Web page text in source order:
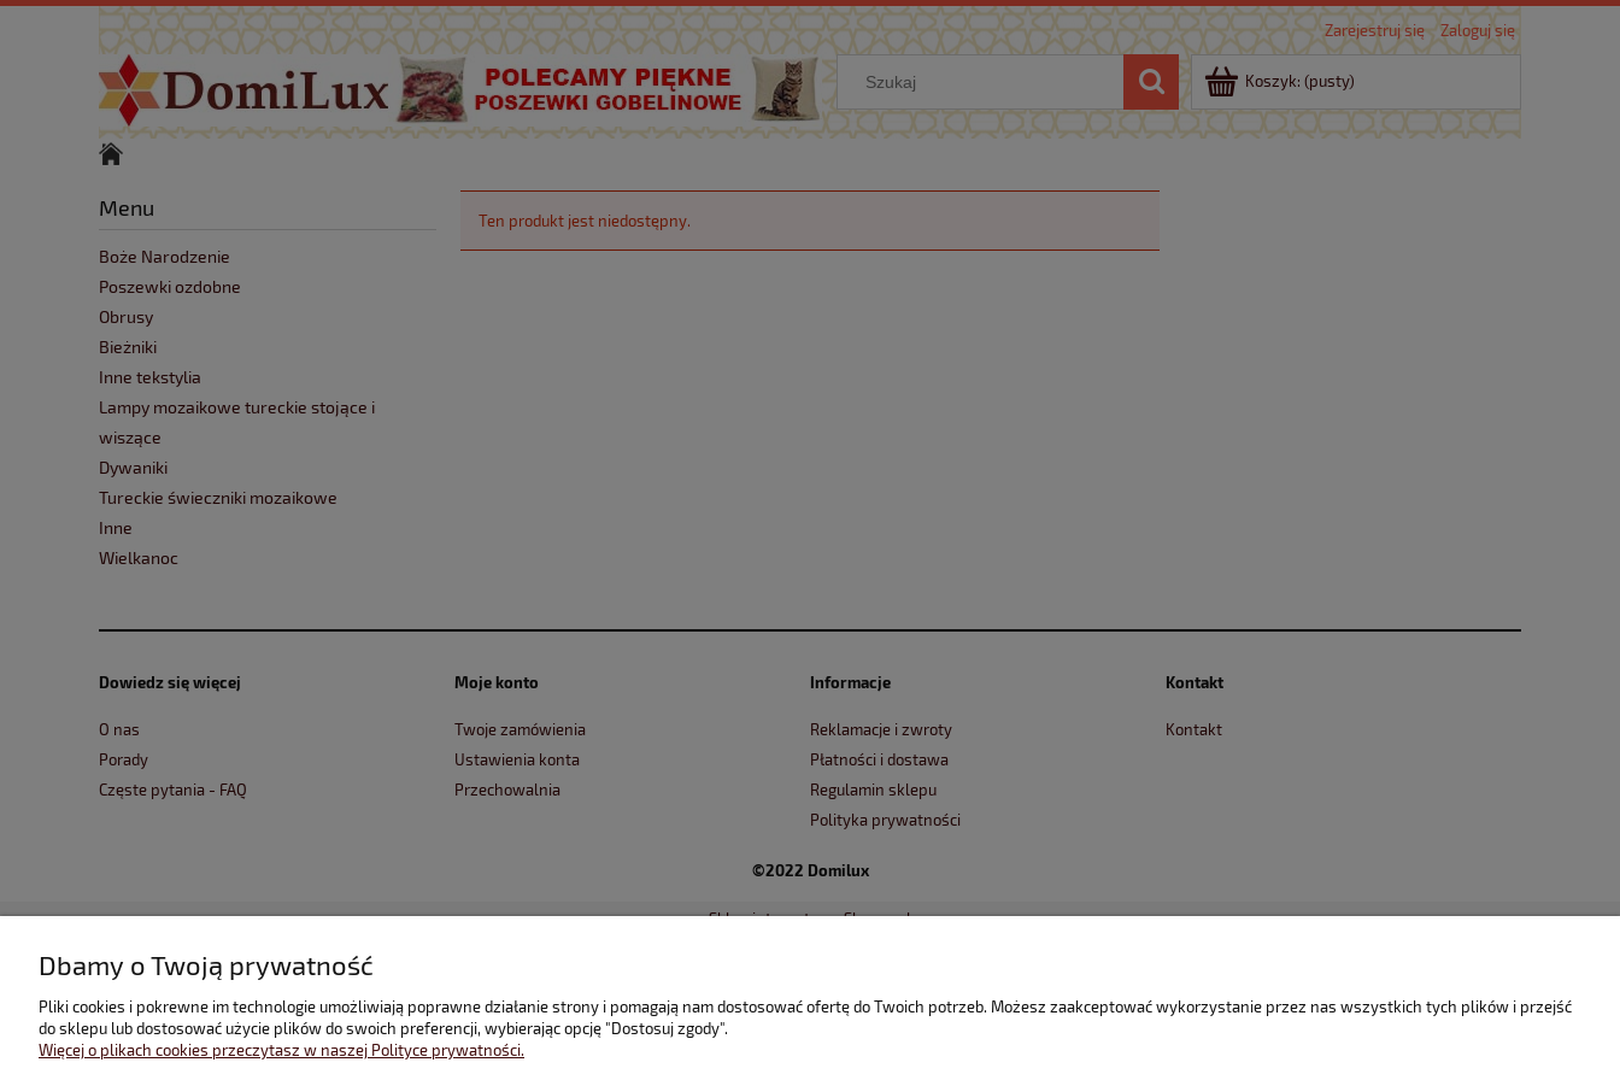
Zarejestruj się Zaloguj się
Koszyk: (pusty)
Menu
Boże Narodzenie
Poszewki ozdobne
Obrusy
Bieżniki
Inne tekstylia
Lampy mozaikowe tureckie stojące i
wiszące
Dywaniki
Tureckie świeczniki mozaikowe
Inne
Wielkanoc
Ten produkt jest niedostępny.
Dowiedz się więcej
O nas
Porady
Częste pytania - FAQ
Moje konto
Twoje zamówienia
Ustawienia konta
Przechowalnia
Informacje
Reklamacje i zwroty
Płatności i dostawa
Regulamin sklepu
Polityka prywatności
Kontakt
Kontakt
©2022 Domilux
Sklep internetowy Shoper.pl
Dbamy o Twoją prywatność
Pliki cookies i pokrewne im technologie umożliwiają poprawne działanie strony i pomagają nam dostosować ofertę do Twoich potrzeb. Możesz zaakceptować wykorzystanie przez nas wszystkich tych plików i przejść
do sklepu lub dostosować użycie plików do swoich preferencji, wybierając opcję "Dostosuj zgody".
Więcej o plikach cookies przeczytasz w naszej Polityce prywatności.